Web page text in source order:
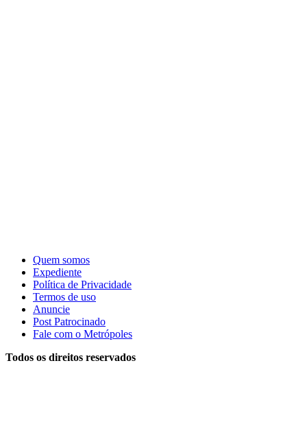
Quem somos
Expediente
Política de Privacidade
Termos de uso
Anuncie
Post Patrocinado
Fale com o Metrópoles
Todos os direitos reservados